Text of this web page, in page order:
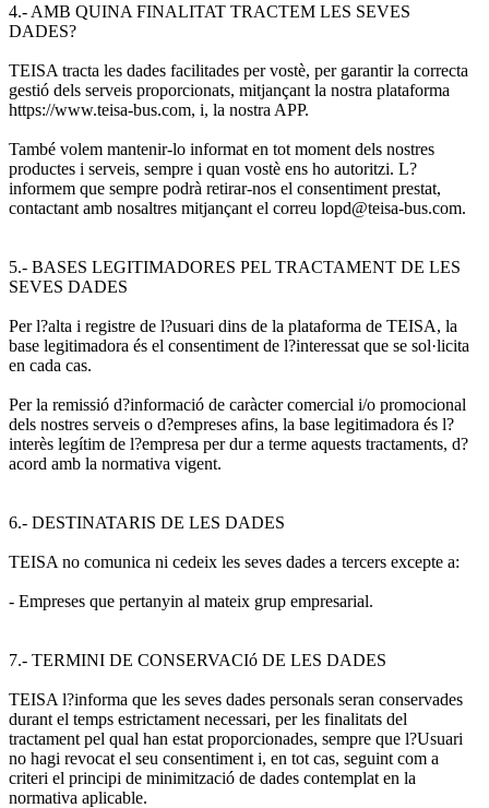
4.- AMB QUINA FINALITAT TRACTEM LES SEVES
DADES?
TEISA tracta les dades facilitades per vostè, per garantir la correcta
gestió dels serveis proporcionats, mitjançant la nostra plataforma
https://www.teisa-bus.com, i, la nostra APP.
També volem mantenir-lo informat en tot moment dels nostres
productes i serveis, sempre i quan vostè ens ho autoritzi. L?
informem que sempre podrà retirar-nos el consentiment prestat,
contactant amb nosaltres mitjançant el correu lopd@teisa-bus.com.
5.- BASES LEGITIMADORES PEL TRACTAMENT DE LES
SEVES DADES
Per l?alta i registre de l?usuari dins de la plataforma de TEISA, la
base legitimadora és el consentiment de l?interessat que se sol·licita
en cada cas.
Per la remissió d?informació de caràcter comercial i/o promocional
dels nostres serveis o d?empreses afins, la base legitimadora és l?
interès legítim de l?empresa per dur a terme aquests tractaments, d?
acord amb la normativa vigent.
6.- DESTINATARIS DE LES DADES
TEISA no comunica ni cedeix les seves dades a tercers excepte a:
- Empreses que pertanyin al mateix grup empresarial.
7.- TERMINI DE CONSERVACIó DE LES DADES
TEISA l?informa que les seves dades personals seran conservades
durant el temps estrictament necessari, per les finalitats del
tractament pel qual han estat proporcionades, sempre que l?Usuari
no hagi revocat el seu consentiment i, en tot cas, seguint com a
criteri el principi de minimització de dades contemplat en la
normativa aplicable.